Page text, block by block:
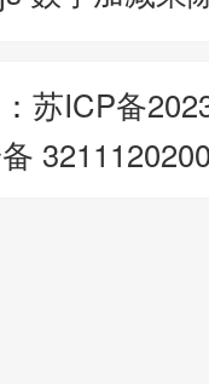
苏ICP备